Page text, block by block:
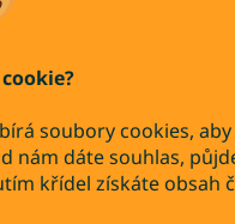
soubory cookies,
nám dáte souhlas,
křídel získáte obsah